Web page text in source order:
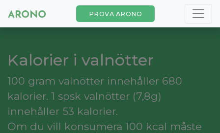
PROVA ARONO
Kalorier i valnötter
100 gram valnötter innehåller 680
kalorier. 1 spsk valnötter (7,8g)
innehåller 53 kalorier.
Om du vill konsumera 100 kcal måste